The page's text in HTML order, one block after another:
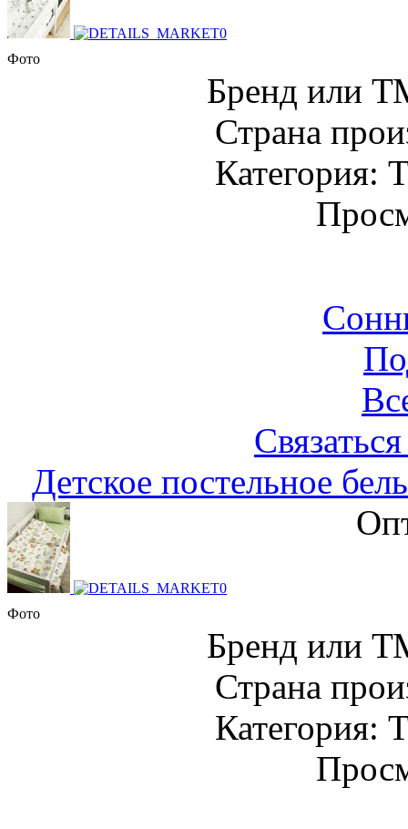
Фото
Бренд или
Страна
Категория:
Детское постельное
Фото
Бренд или
Страна
Категория: